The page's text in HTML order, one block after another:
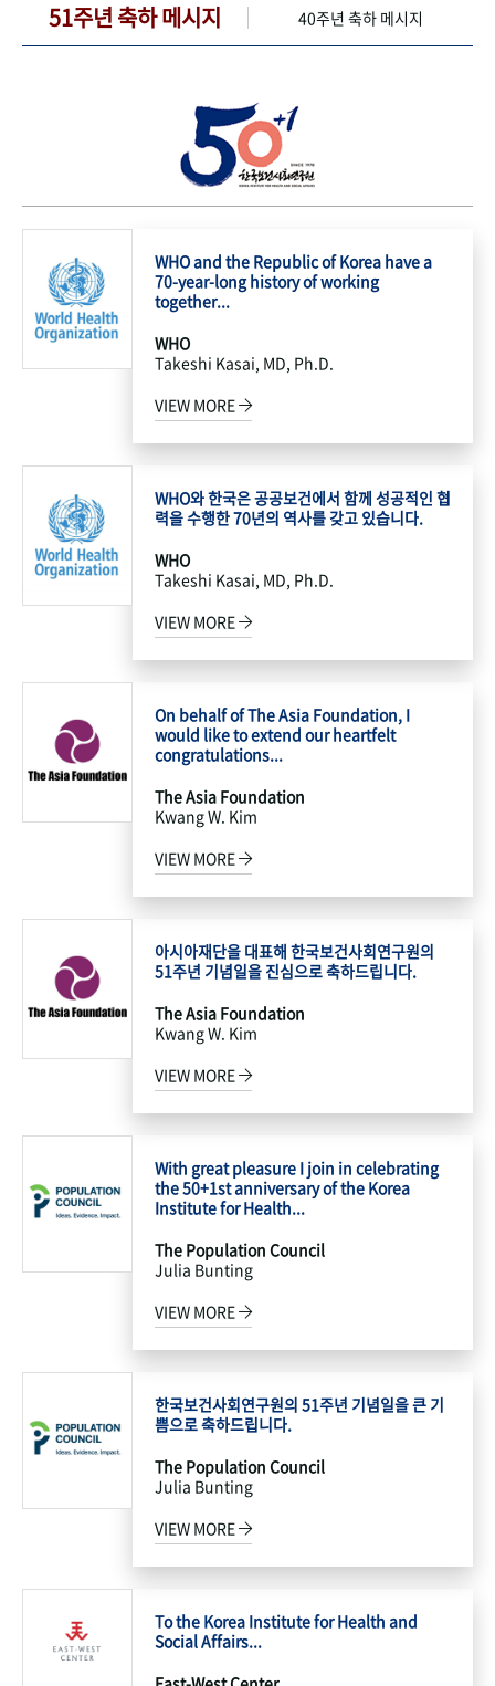
51주년 축하 메시지 40주년 축하 메시지
WHO and the Republic of Korea have a
70-year-long history of working
together...
WHO
Takeshi Kasai, MD, Ph.D.
VIEW MORE
WHO와 한국은 공공보건에서 함께 성공적인 협
력을 수행한 70년의 역사를 갖고 있습니다.
WHO
Takeshi Kasai, MD, Ph.D.
VIEW MORE
On behalf of The Asia Foundation, I
would like to extend our heartfelt
congratulations...
The Asia Foundation
Kwang W. Kim
VIEW MORE
아시아재단을 대표해 한국보건사회연구원의
51주년 기념일을 진심으로 축하드립니다.
The Asia Foundation
Kwang W. Kim
VIEW MORE
With great pleasure I join in celebrating
the 50+1st anniversary of the Korea
Institute for Health...
The Population Council
Julia Bunting
VIEW MORE
한국보건사회연구원의 51주년 기념일을 큰 기
쁨으로 축하드립니다.
The Population Council
Julia Bunting
VIEW MORE
To the Korea Institute for Health and
Social Affairs...